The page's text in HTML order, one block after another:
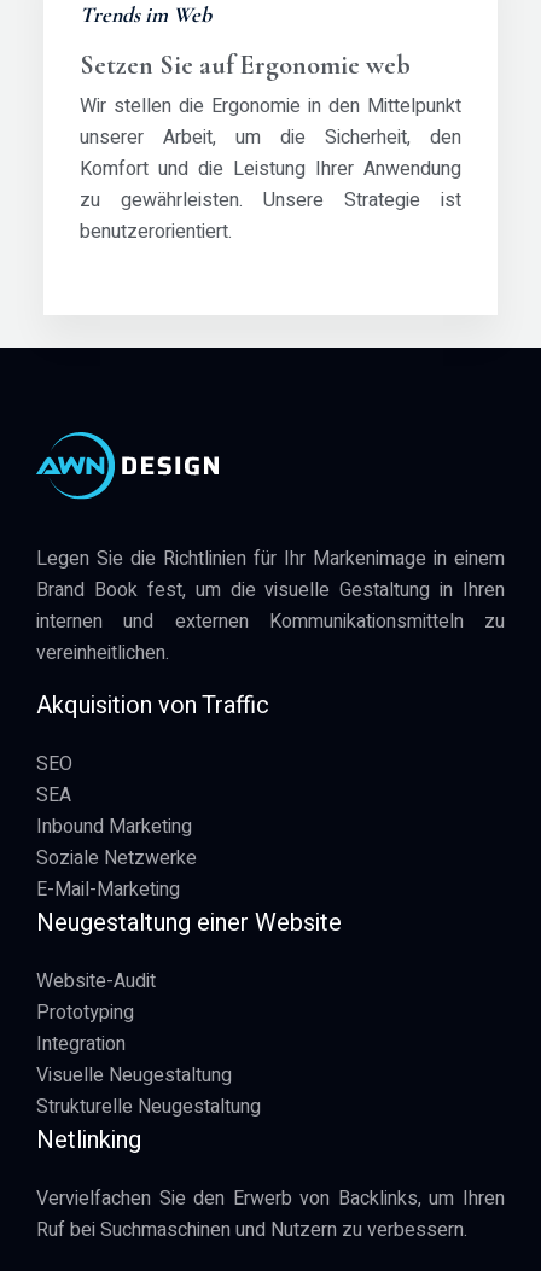
Trends im Web
Setzen Sie auf Ergonomie web
Wir stellen die Ergonomie in den Mittelpunkt
unserer Arbeit, um die Sicherheit, den
Komfort und die Leistung Ihrer Anwendung
zu gewährleisten. Unsere Strategie ist
benutzerorientiert.
Legen Sie die Richtlinien für Ihr Markenimage in einem
Brand Book fest, um die visuelle Gestaltung in Ihren
internen und externen Kommunikationsmitteln zu
vereinheitlichen.
Akquisition von Traffic
SEO
SEA
Inbound Marketing
Soziale Netzwerke
E-Mail-Marketing
Neugestaltung einer Website
Website-Audit
Prototyping
Integration
Visuelle Neugestaltung
Strukturelle Neugestaltung
Netlinking
Vervielfachen Sie den Erwerb von Backlinks, um Ihren
Ruf bei Suchmaschinen und Nutzern zu verbessern.